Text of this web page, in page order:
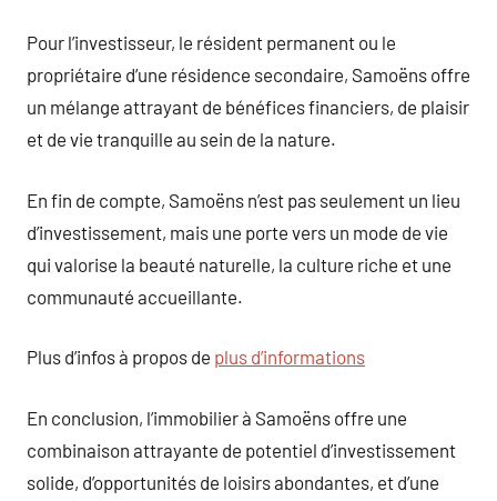
Pour l’investisseur, le résident permanent ou le
propriétaire d’une résidence secondaire, Samoëns offre
un mélange attrayant de bénéfices financiers, de plaisir
et de vie tranquille au sein de la nature.
En fin de compte, Samoëns n’est pas seulement un lieu
d’investissement, mais une porte vers un mode de vie
qui valorise la beauté naturelle, la culture riche et une
communauté accueillante.
Plus d’infos à propos de plus d’informations
En conclusion, l’immobilier à Samoëns offre une
combinaison attrayante de potentiel d’investissement
solide, d’opportunités de loisirs abondantes, et d’une